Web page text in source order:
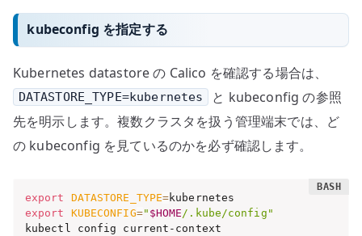
kubeconfig を指定する
Kubernetes datastore の Calico を確認する場合は、
DATASTORE_TYPE=kubernetes
と kubeconfig の参照
先を明示します。複数クラスタを扱う管理端末では、ど
の kubeconfig を見ているのかを必ず確認します。
export DATASTORE_TYPE=
export
KUBECONFIG=" $HOME /.kube/config"
kubectl config current-context